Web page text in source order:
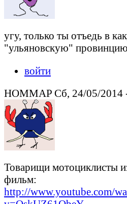
угу, только ты отъедь в
"ульяновскую"
войти
HOMMAP Сб, 24/05/2014
Товарищи мотоциклисты
фильм:
http://www.youtube.com/